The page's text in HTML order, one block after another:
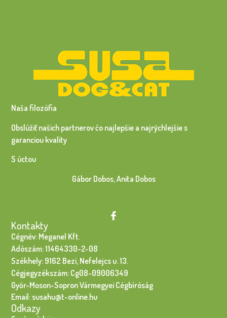
Naša filozófia
Obslúžiť našich partnerov čo najlepšie a najrýchlejšie s
garanciou kvality
S úctou
Gábor Dobos, Anita Dobos
Kontakty
Cégnév: Meganel Kft.
Adószám: 11464330-2-08
Székhely: 9162 Bezi, Nefelejcs u. 13.
Cégjegyzékszám: Cg08-09006349
Győr-Moson-Sopron Vármegyei Cégbíróság
Email: susahu@t-online.hu
Odkazy